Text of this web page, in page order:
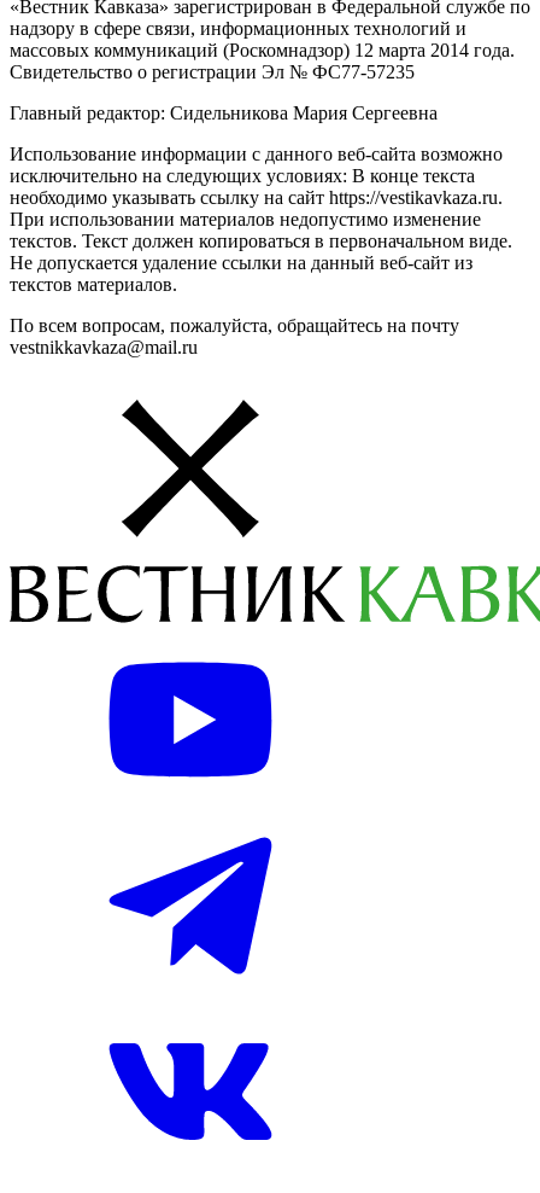
«Вестник Кавказа» зарегистрирован в Федеральной службе по
надзору в сфере связи, информационных технологий и
массовых коммуникаций (Роскомнадзор) 12 марта 2014 года.
Свидетельство о регистрации Эл № ФС77-57235
Главный редактор: Сидельникова Мария Сергеевна
Использование информации с данного веб-сайта возможно
исключительно на следующих условиях: В конце текста
необходимо указывать ссылку на сайт https://vestikavkaza.ru.
При использовании материалов недопустимо изменение
текстов. Текст должен копироваться в первоначальном виде.
Не допускается удаление ссылки на данный веб-сайт из
текстов материалов.
По всем вопросам, пожалуйста, обращайтесь на почту
vestnikkavkaza@mail.ru